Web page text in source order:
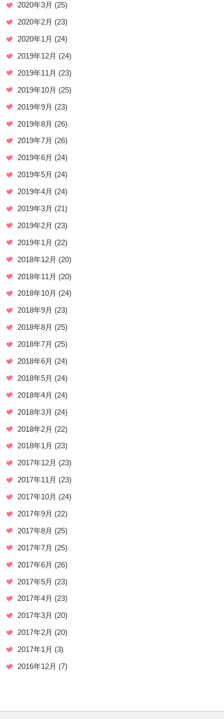
2020年3月 (25)
2020年2月 (23)
2020年1月 (24)
2019年12月 (24)
2019年11月 (23)
2019年10月 (25)
2019年9月 (23)
2019年8月 (26)
2019年7月 (26)
2019年6月 (24)
2019年5月 (24)
2019年4月 (24)
2019年3月 (21)
2019年2月 (23)
2019年1月 (22)
2018年12月 (20)
2018年11月 (20)
2018年10月 (24)
2018年9月 (23)
2018年8月 (25)
2018年7月 (25)
2018年6月 (24)
2018年5月 (24)
2018年4月 (24)
2018年3月 (24)
2018年2月 (22)
2018年1月 (23)
2017年12月 (23)
2017年11月 (23)
2017年10月 (24)
2017年9月 (22)
2017年8月 (25)
2017年7月 (25)
2017年6月 (26)
2017年5月 (23)
2017年4月 (23)
2017年3月 (20)
2017年2月 (20)
2017年1月 (3)
2016年12月 (7)